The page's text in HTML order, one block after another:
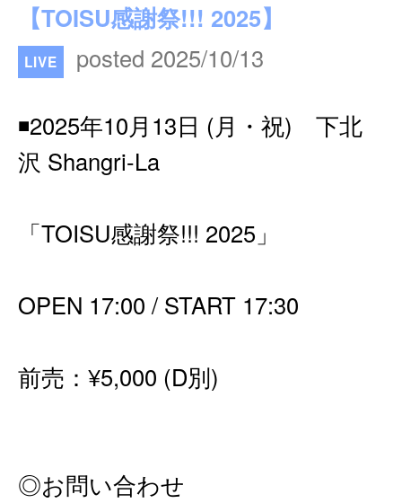
【TOISU感謝祭!!! 2025】
LIVE posted 2025/10/13
◾️2025年10月13日 (月・祝) 下北
沢 Shangri-La
「TOISU感謝祭!!! 2025」
OPEN 17:00 / START 17:30
前売：¥5,000 (D別)
◎お問い合わせ